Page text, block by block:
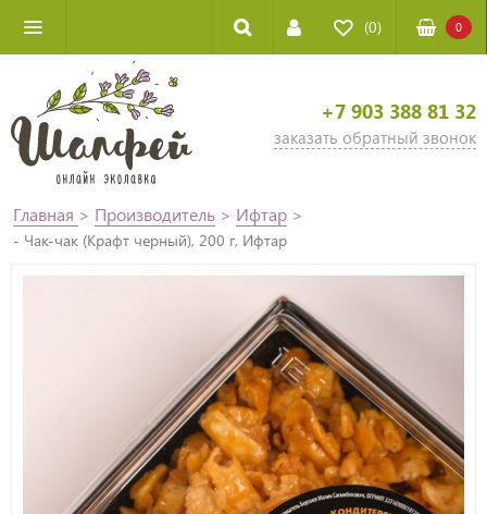
(0) 0
+7 903 388 81 32
заказать обратный звонок
Главная > Производитель > Ифтар >
- Чак-чак (Крафт черный), 200 г, Ифтар